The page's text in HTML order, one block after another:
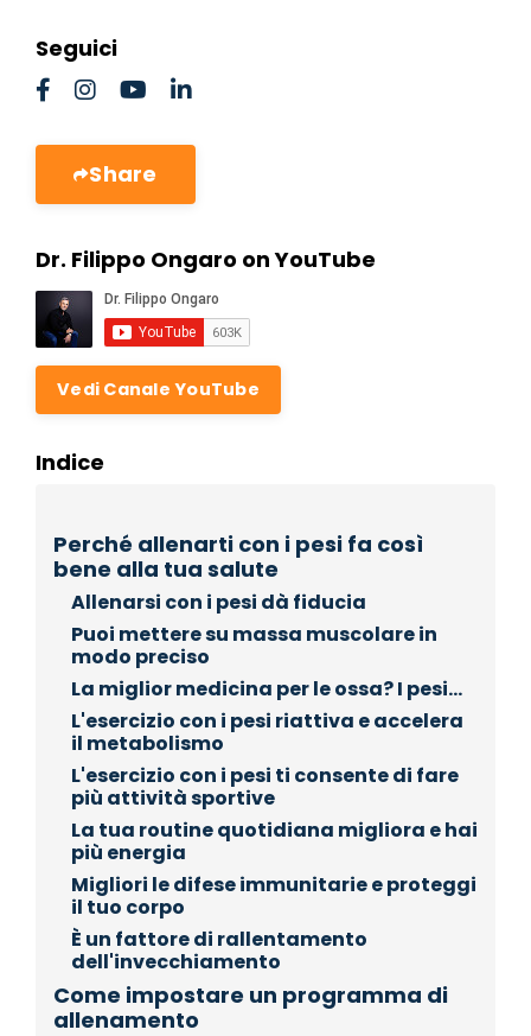
Seguici
Share
Dr. Filippo Ongaro on YouTube
Vedi Canale YouTube
Indice
Perché allenarti con i pesi fa così
bene alla tua salute
Allenarsi con i pesi dà fiducia
Puoi mettere su massa muscolare in
modo preciso
La miglior medicina per le ossa? I pesi...
L'esercizio con i pesi riattiva e accelera
il metabolismo
L'esercizio con i pesi ti consente di fare
più attività sportive
La tua routine quotidiana migliora e hai
più energia
Migliori le difese immunitarie e proteggi
il tuo corpo
È un fattore di rallentamento
dell'invecchiamento
Come impostare un programma di
allenamento